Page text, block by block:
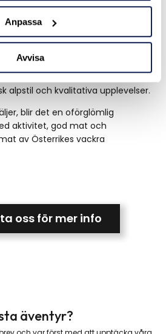
Anpassa
Avvisa
och legendarisk afterski, perfekt
gruppen.
bykärna, perfekt för den
alpstil och kvalitativa upplevelser.
blir det en oförglömlig
aktivitet, god mat och
av Österrikes vackra
oss för mer info
äventyr?